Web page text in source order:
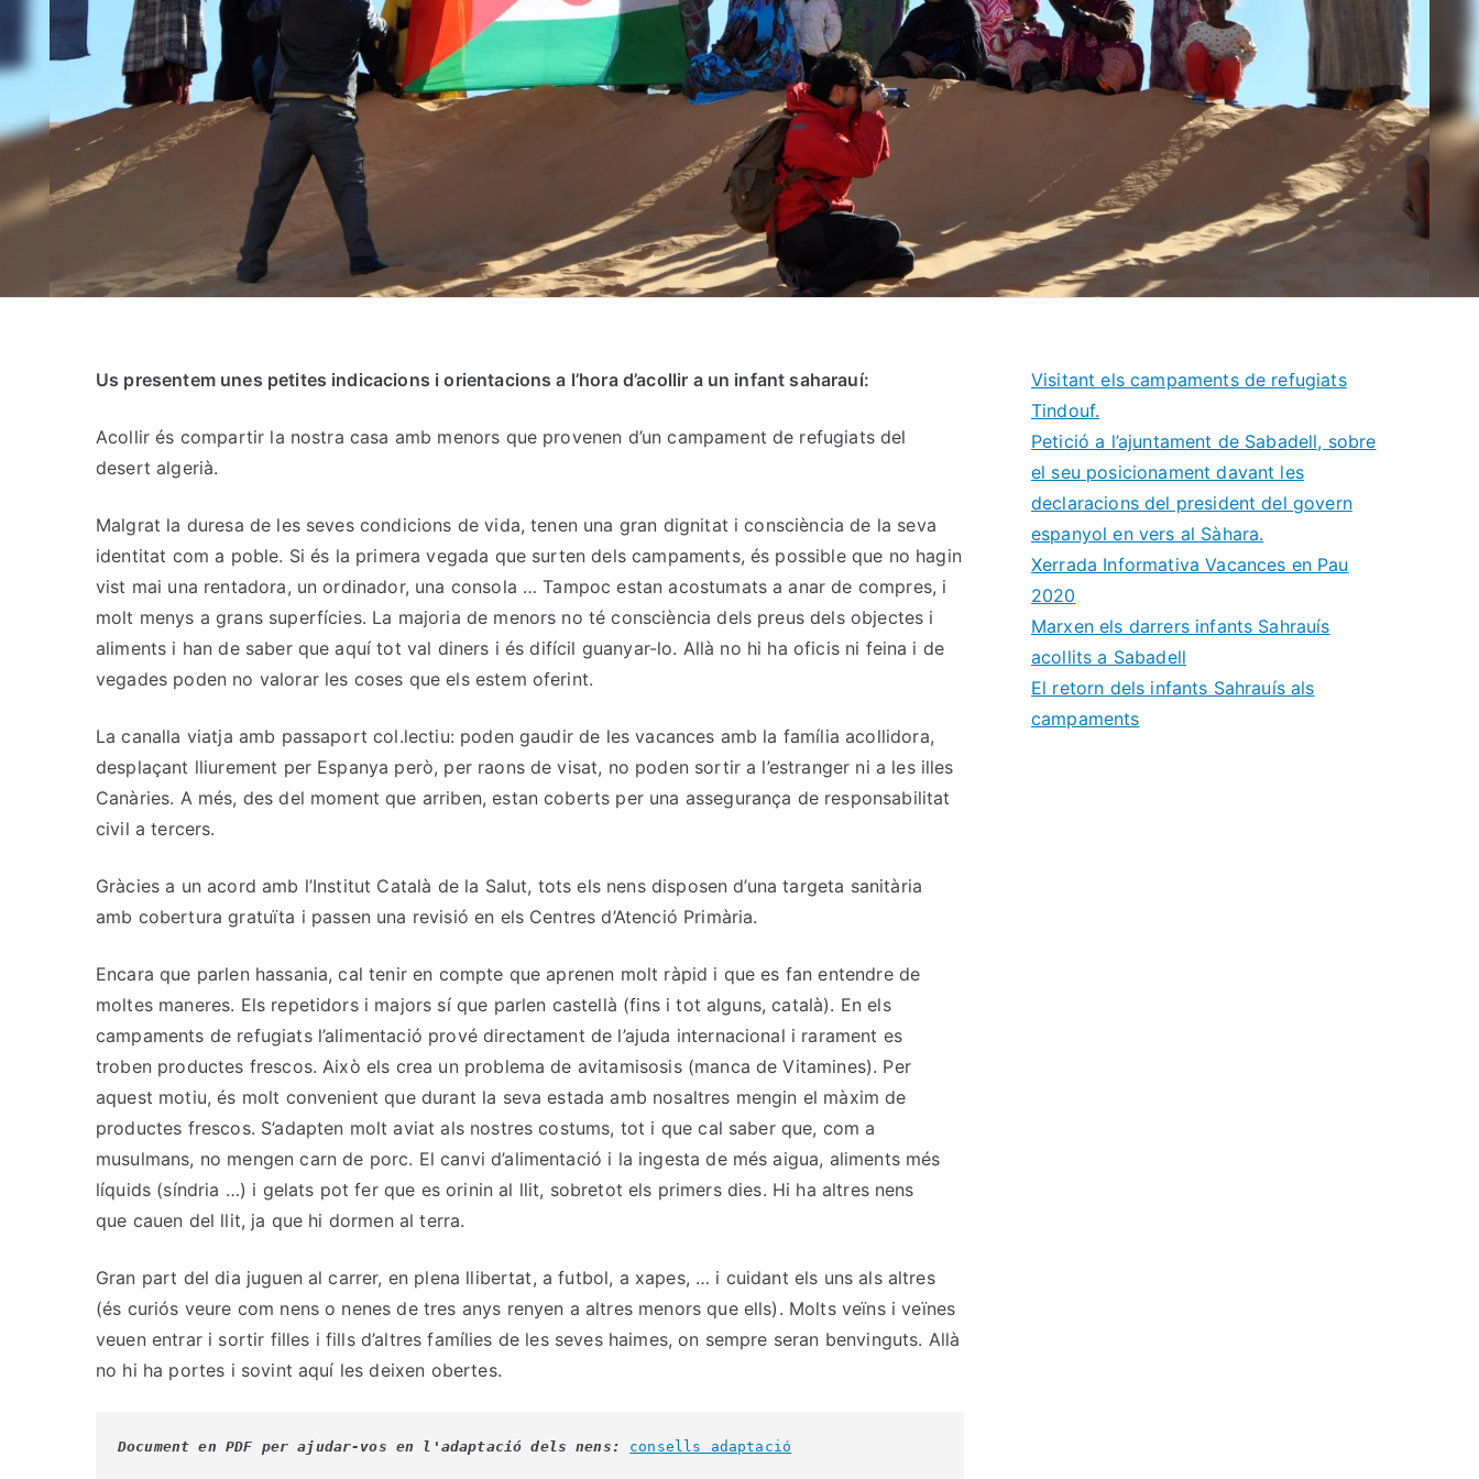
Us presentem unes petites indicacions i orientacions a l’hora d’acollir a un infant saharauí:
Acollir és compartir la nostra casa amb menors que provenen d’un campament de refugiats del
desert algerià.
Malgrat la duresa de les seves condicions de vida, tenen una gran dignitat i consciència de la seva
identitat com a poble. Si és la primera vegada que surten dels campaments, és possible que no hagin
vist mai una rentadora, un ordinador, una consola … Tampoc estan acostumats a anar de compres, i
molt menys a grans superfícies. La majoria de menors no té consciència dels preus dels objectes i
aliments i han de saber que aquí tot val diners i és difícil guanyar-lo. Allà no hi ha oficis ni feina i de
vegades poden no valorar les coses que els estem oferint.
La canalla viatja amb passaport col.lectiu: poden gaudir de les vacances amb la família acollidora,
desplaçant lliurement per Espanya però, per raons de visat, no poden sortir a l’estranger ni a les illes
Canàries. A més, des del moment que arriben, estan coberts per una assegurança de responsabilitat
civil a tercers.
Gràcies a un acord amb l’Institut Català de la Salut, tots els nens disposen d’una targeta sanitària
amb cobertura gratuïta i passen una revisió en els Centres d’Atenció Primària.
Encara que parlen hassania, cal tenir en compte que aprenen molt ràpid i que es fan entendre de
moltes maneres. Els repetidors i majors sí que parlen castellà (fins i tot alguns, català). En els
campaments de refugiats l’alimentació prové directament de l’ajuda internacional i rarament es
troben productes frescos. Això els crea un problema de avitamisosis (manca de Vitamines). Per
aquest motiu, és molt convenient que durant la seva estada amb nosaltres mengin el màxim de
productes frescos. S’adapten molt aviat als nostres costums, tot i que cal saber que, com a
musulmans, no mengen carn de porc. El canvi d’alimentació i la ingesta de més aigua, aliments més
líquids (síndria …) i gelats pot fer que es orinin al llit, sobretot els primers dies. Hi ha altres nens
que cauen del llit, ja que hi dormen al terra.
Gran part del dia juguen al carrer, en plena llibertat, a futbol, a xapes, … i cuidant els uns als altres
(és curiós veure com nens o nenes de tres anys renyen a altres menors que ells). Molts veïns i veïnes
veuen entrar i sortir filles i fills d’altres famílies de les seves haimes, on sempre seran benvinguts. Allà
no hi ha portes i sovint aquí les deixen obertes.
Document en PDF per ajudar-vos en l'adaptació dels nens: consells adaptació
Visitant els campaments de refugiats
Tindouf.
Petició a l’ajuntament de Sabadell, sobre
el seu posicionament davant les
declaracions del president del govern
espanyol en vers al Sàhara.
Xerrada Informativa Vacances en Pau
2020
Marxen els darrers infants Sahrauís
acollits a Sabadell
El retorn dels infants Sahrauís als
campaments